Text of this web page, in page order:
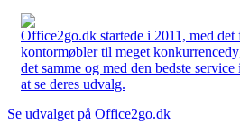
Office2go.dk startede i 2011, med det
kontormøbler til meget
det samme og med den bedste
at se deres udvalg.
Se udvalget på Office2go.dk